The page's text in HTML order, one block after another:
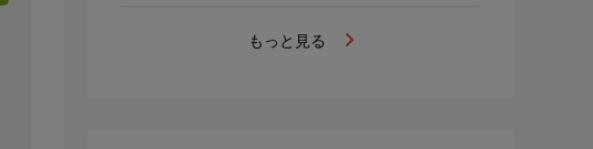
もっと見る